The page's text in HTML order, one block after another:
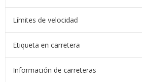
Límites de velocidad
Etiqueta en carretera
Información de carreteras